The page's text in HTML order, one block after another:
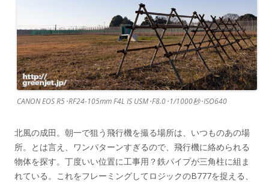
CANON EOS R5･RF24-105mm F4L IS USM･F8.0･1/1000秒･ISO640
北風の成田。朝一で狙う飛行機を撮る場所は、いつものあの場
所。とは言え、ワンパターンすぎるので、飛行機に絡められる
物体を探す。丁度いい位置に工事用？鉄パイプが三角柱に組ま
れている。これをフレーミングしてロジックのB777を捉える、